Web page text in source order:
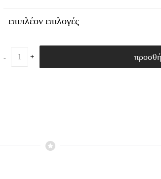
επιπλέον επιλογές